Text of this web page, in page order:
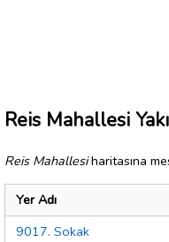
Reis Mahallesi
Reis Mahallesiharitasına
Yer Adı
9017. Sokak